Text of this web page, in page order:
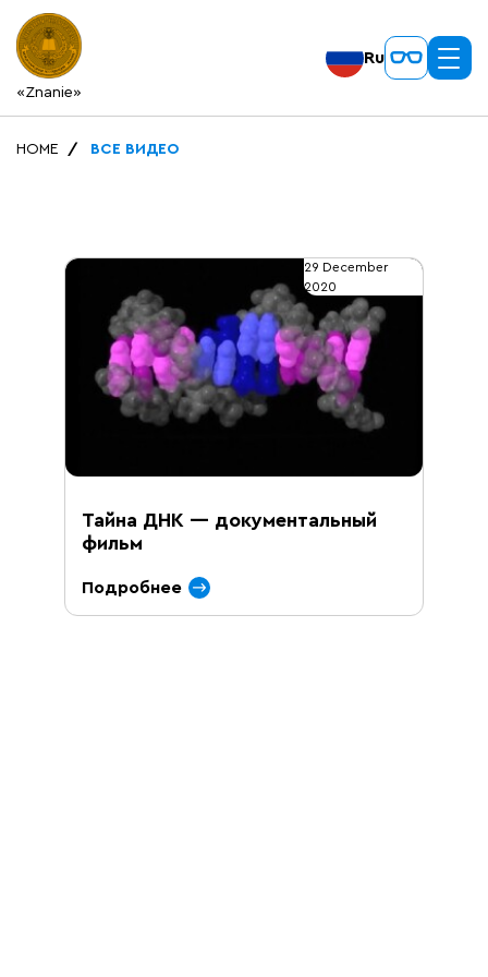
«Znanie»
Ru
HOME ВСЕ ВИДЕО
29 December
2020
Тайна ДНК — документальный
фильм
Подробнее